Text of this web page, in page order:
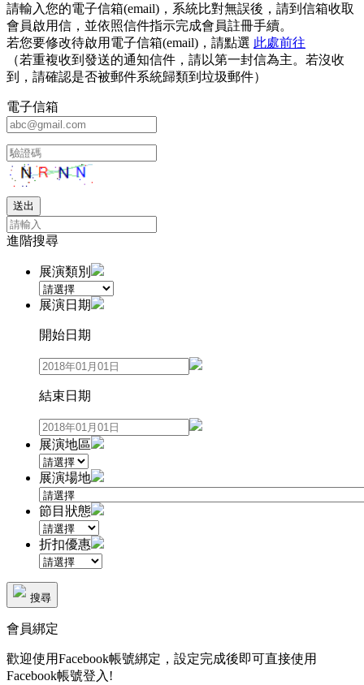
請輸入您的電子信箱(email)，系統比對無誤後，請到信箱收取
會員啟用信，並依照信件指示完成會員註冊手續。
若您要修改待啟用電子信箱(email)，請點選 此處前往
（若重複收到發送的通知信件，請以第一封信為主。若沒收
到，請確認是否被郵件系統歸類到垃圾郵件）
電子信箱
進階搜尋
展演類別
展演日期
開始日期
結束日期
展演地區
展演場地
節目狀態
折扣優惠
搜尋
會員綁定
歡迎使用Facebook帳號綁定，設定完成後即可直接使用
Facebook帳號登入!